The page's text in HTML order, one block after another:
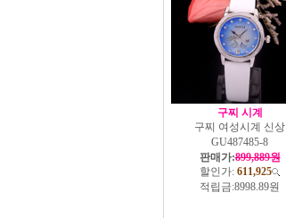
구찌 시계
구찌 여성시계 신상
GU487485-8
판매가:899,889원
할인가: 611,925
적립금:8998.89원